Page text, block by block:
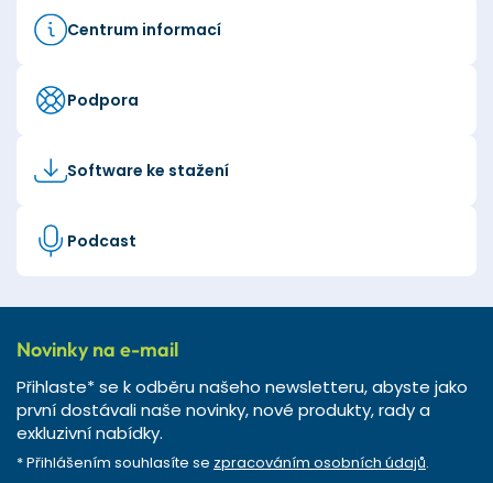
Centrum informací
Podpora
Software ke stažení
Podcast
Novinky na e-mail
Přihlaste* se k odběru našeho newsletteru, abyste jako
první dostávali naše novinky, nové produkty, rady a
exkluzivní nabídky.
* Přihlášením souhlasíte se zpracováním osobních údajů.